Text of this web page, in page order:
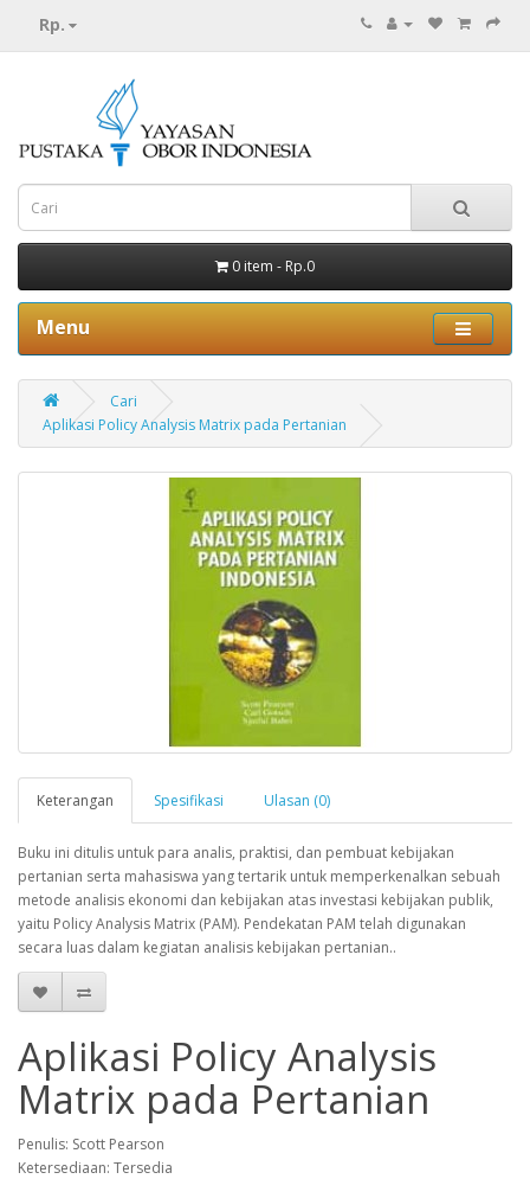
Rp.
0 item - Rp.0
Menu
Cari
Aplikasi Policy Analysis Matrix pada Pertanian
Keterangan Spesifikasi Ulasan (0)
Buku ini ditulis untuk para analis, praktisi, dan pembuat kebijakan
pertanian serta mahasiswa yang tertarik untuk memperkenalkan sebuah
metode analisis ekonomi dan kebijakan atas investasi kebijakan publik,
yaitu Policy Analysis Matrix (PAM). Pendekatan PAM telah digunakan
secara luas dalam kegiatan analisis kebijakan pertanian..
Aplikasi Policy Analysis
Matrix pada Pertanian
Penulis: Scott Pearson
Ketersediaan: Tersedia